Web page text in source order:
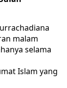
malam
selama
Islam yang